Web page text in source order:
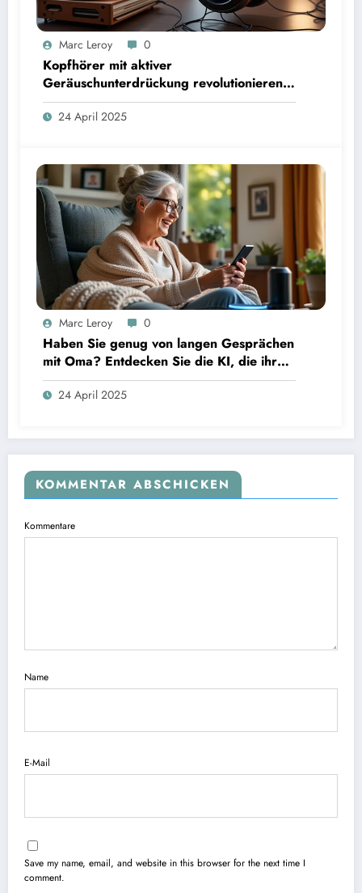
Marc Leroy 0
Kopfhörer mit aktiver
Geräuschunterdrückung revolutionieren
das Hörerlebnis für anspruchsvolle
Audiophile.
24 April 2025
Marc Leroy 0
Haben Sie genug von langen Gesprächen
mit Oma? Entdecken Sie die KI, die ihr
täglich einen Anruf ermöglicht.
24 April 2025
KOMMENTAR ABSCHICKEN
Kommentare
Name
E-Mail
Save my name, email, and website in this browser for the next time I
comment.